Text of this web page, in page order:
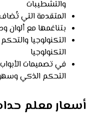
والتشطيبات
المتقدمة التي
بتناغمها مع ألوان
التكنولوجيا
التكنولوجيا
في تصميمات
التحكم الذكي
أسعار معلم